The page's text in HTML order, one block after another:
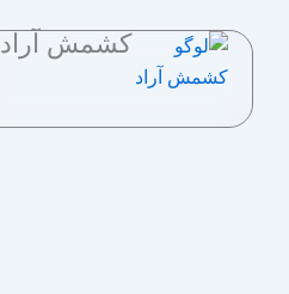
کشمش آراد